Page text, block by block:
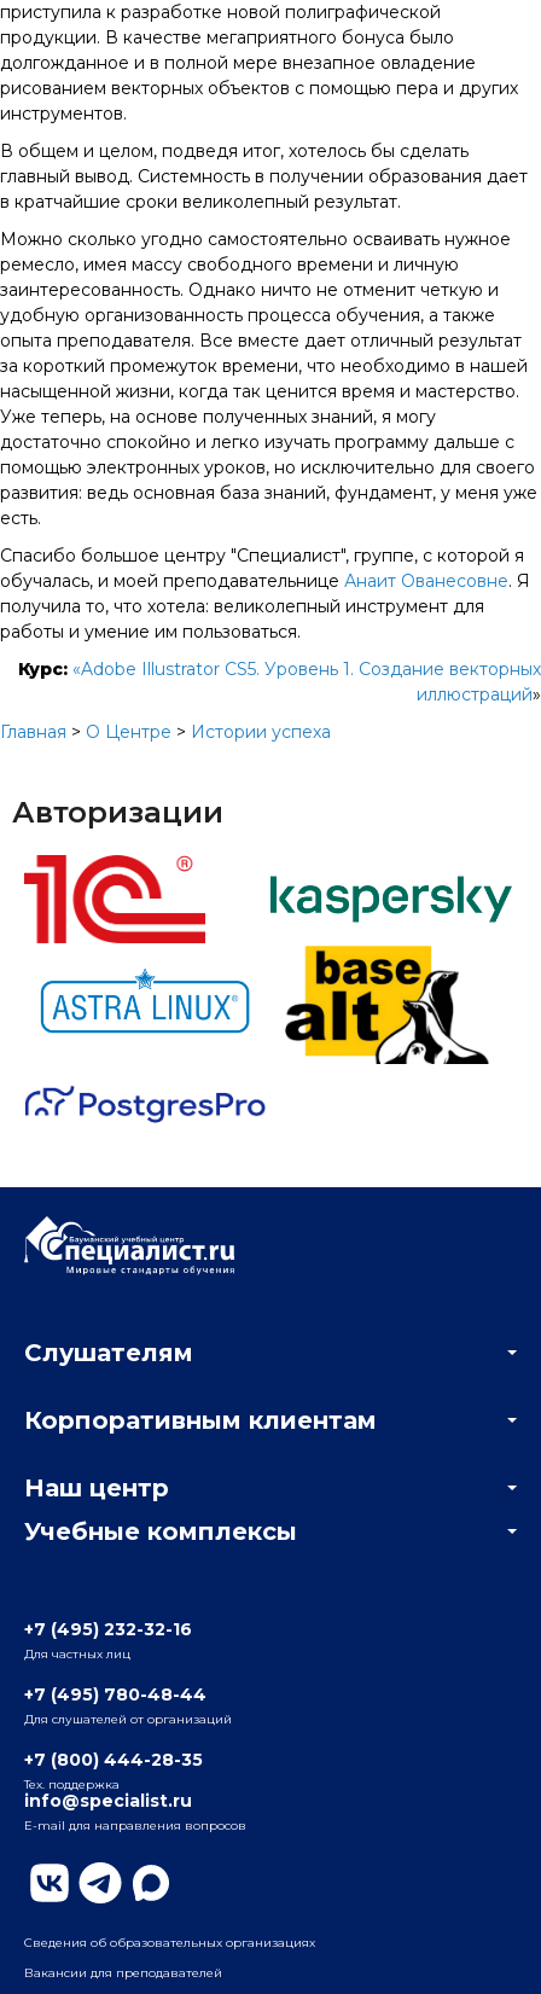
приступила к разработке новой полиграфической
продукции. В качестве мегаприятного бонуса было
долгожданное и в полной мере внезапное овладение
рисованием векторных объектов с помощью пера и других
инструментов.
В общем и целом, подведя итог, хотелось бы сделать
главный вывод. Системность в получении образования дает
в кратчайшие сроки великолепный результат.
Можно сколько угодно самостоятельно осваивать нужное
ремесло, имея массу свободного времени и личную
заинтересованность. Однако ничто не отменит четкую и
удобную организованность процесса обучения, а также
опыта преподавателя. Все вместе дает отличный результат
за короткий промежуток времени, что необходимо в нашей
насыщенной жизни, когда так ценится время и мастерство.
Уже теперь, на основе полученных знаний, я могу
достаточно спокойно и легко изучать программу дальше с
помощью электронных уроков, но исключительно для своего
развития: ведь основная база знаний, фундамент, у меня уже
есть.
Спасибо большое центру "Специалист", группе, с которой я
обучалась, и моей преподавательнице Анаит Ованесовне. Я
получила то, что хотела: великолепный инструмент для
работы и умение им пользоваться.
Курс: «Adobe Illustrator CS5. Уровень 1. Создание векторных
иллюстраций»
Главная > О Центре > Истории успеха
Авторизации
Учебные комплексы
Радио
ул. Радио, д.24, корпус 1, 2-й подъезд, 2-й этаж
ул. Воронцовская, д. 35Б, корп.2, 5-й этаж
Бауманский
ул. Бауманская, д. 6, стр. 2, бизнес-центр «Виктория
Плаза», 4-й этаж
Слушателям
Мастер-классы и вебинары
Корпоративным клиентам
Отзывы компаний
Наш центр
Информация о центре
+7 (495) 232-32-16
Для частных лиц
+7 (495) 780-48-44
Для слушателей от организаций
+7 (800) 444-28-35
Тех. поддержка
info@specialist.ru
E-mail для направления вопросов
Сведения об образовательных организациях
Вакансии для преподавателей